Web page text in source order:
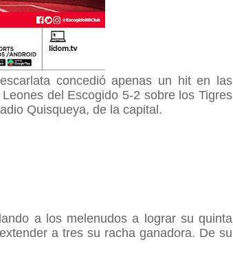
concedió apenas un hit en las
del Escogido 5-2 sobre los Tigres
Quisqueya, de la capital.
a los melenudos a lograr su quinta
a tres su racha ganadora. De su